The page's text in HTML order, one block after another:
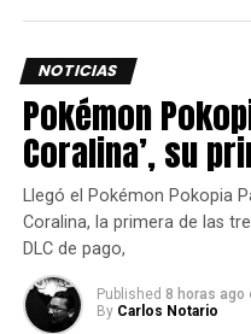
NOTICIAS
Pokémon
Coralina’, su
Llegó el Pokémon Pokopia
Coralina, la primera de las
DLC de pago,
Published 8 horas ago
By Carlos Notario